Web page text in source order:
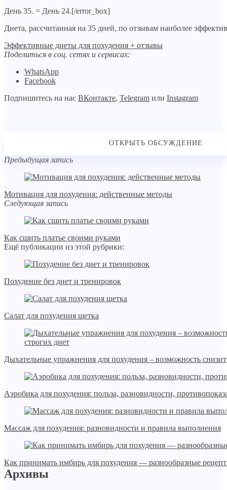
День 35. = День 24.[/error_box]
Диета, рассчитанная на 35 дней, по отзывам наиболее
Эффективные диеты для похудения + отзывы
Поделиться в соц. сетях и сервисах:
WhatsApp
Facebook
Подпишитесь на нас ВКонтакте, Telegram или Instagram
Предыдущая запись
Мотивация для похудения: действенные методы
Следующая запись
Как сшить платье своими руками
Ещё публикации из этой рубрики:
Похудение без диет и тренировок
Салат для похудения щетка
Дыхательные упражнения для похудения – возможность
Аэробика для похудения: польза, разновидности,
Массаж для похудения: разновидности и правила выполнения
Как принимать имбирь для похудения — разнообразные
Архивы